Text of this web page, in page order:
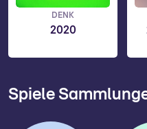
DENK
2020
Spiele